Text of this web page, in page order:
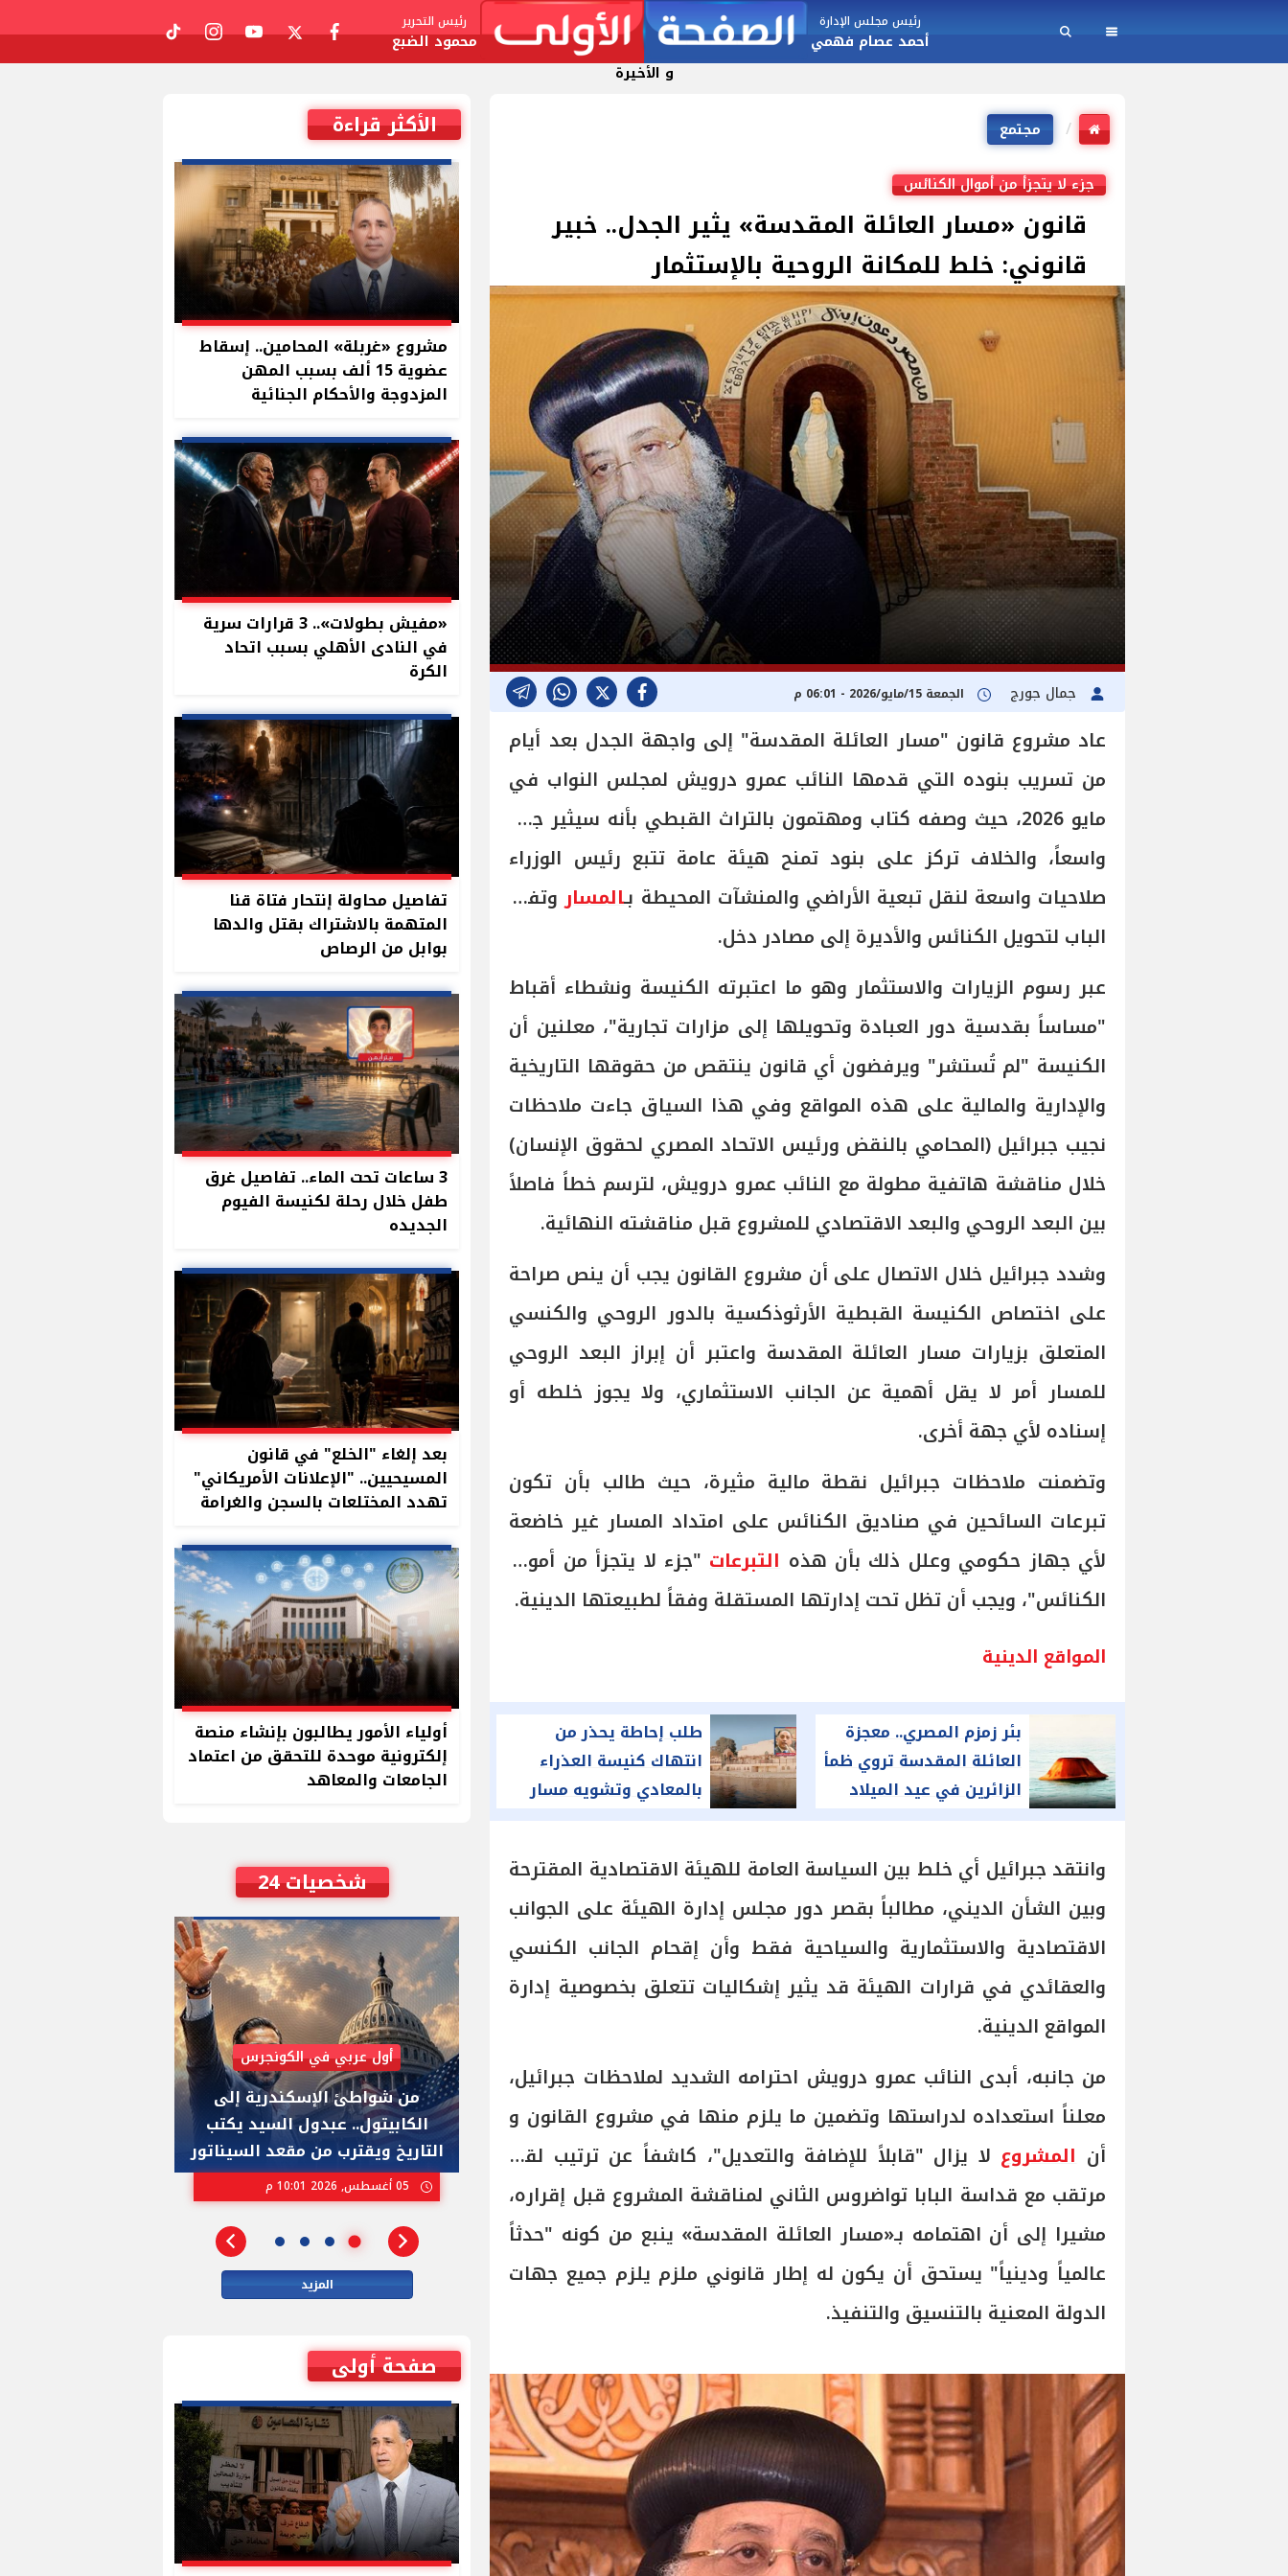
رئيس مجلس الإدارة
أحمد عصام فهمي
رئيس التحرير
محمود الضبع facebook
twitter
youtube
instagram
tiktok
و الأخيرة
مجتمع
جزء لا يتجزأ من أموال الكنائس
قانون «مسار العائلة المقدسة» يثير الجدل.. خبير
قانوني: خلط للمكانة الروحية بالإستثمار
جمال جورج الجمعة 15/مايو/2026 - 06:01 م
عاد مشروع قانون "مسار العائلة المقدسة" إلى واجهة الجدل بعد أيام
من تسريب بنوده التي قدمها النائب عمرو درويش لمجلس النواب في
مايو 2026، حيث وصفه كتاب ومهتمون بالتراث القبطي بأنه سيثير جدلاً
واسعاً، والخلاف تركز على بنود تمنح هيئة عامة تتبع رئيس الوزراء
صلاحيات واسعة لنقل تبعية الأراضي والمنشآت المحيطة بـالمساروتفتح
الباب لتحويل الكنائس والأديرة إلى مصادر دخل.
عبر رسوم الزيارات والاستثمار وهو ما اعتبرته الكنيسة ونشطاء أقباط
"مساساً بقدسية دور العبادة وتحويلها إلى مزارات تجارية"، معلنين أن
الكنيسة "لم تُستشر" ويرفضون أي قانون ينتقص من حقوقها التاريخية
والإدارية والمالية على هذه المواقع وفي هذا السياق جاءت ملاحظات
نجيب جبرائيل (المحامي بالنقض ورئيس الاتحاد المصري لحقوق الإنسان)
خلال مناقشة هاتفية مطولة مع النائب عمرو درويش، لترسم خطاً فاصلاً
بين البعد الروحي والبعد الاقتصادي للمشروع قبل مناقشته النهائية.
وشدد جبرائيل خلال الاتصال على أن مشروع القانون يجب أن ينص صراحة
على اختصاص الكنيسة القبطية الأرثوذكسية بالدور الروحي والكنسي
المتعلق بزيارات مسار العائلة المقدسة واعتبر أن إبراز البعد الروحي
للمسار أمر لا يقل أهمية عن الجانب الاستثماري، ولا يجوز خلطه أو
إسناده لأي جهة أخرى.
وتضمنت ملاحظات جبرائيل نقطة مالية مثيرة، حيث طالب بأن تكون
تبرعات السائحين في صناديق الكنائس على امتداد المسار غير خاضعة
لأي جهاز حكومي وعلل ذلك بأن هذه التبرعات "جزء لا يتجزأ من أموال
الكنائس"، ويجب أن تظل تحت إدارتها المستقلة وفقاً لطبيعتها الدينية.
المواقع الدينية
بئر زمزم المصري.. معجزة
العائلة المقدسة تروي ظمأ
الزائرين في عيد الميلاد
طلب إحاطة يحذر من
انتهاك كنيسة العذراء
بالمعادي وتشويه مسار
العائلة المقدسة
وانتقد جبرائيل أي خلط بين السياسة العامة للهيئة الاقتصادية المقترحة
وبين الشأن الديني، مطالباً بقصر دور مجلس إدارة الهيئة على الجوانب
الاقتصادية والاستثمارية والسياحية فقط وأن إقحام الجانب الكنسي
والعقائدي في قرارات الهيئة قد يثير إشكاليات تتعلق بخصوصية إدارة
المواقع الدينية.
من جانبه، أبدى النائب عمرو درويش احترامه الشديد لملاحظات جبرائيل،
معلناً استعداده لدراستها وتضمين ما يلزم منها في مشروع القانون و
أن المشروع لا يزال "قابلاً للإضافة والتعديل"، كاشفاً عن ترتيب لقاء
مرتقب مع قداسة البابا تواضروس الثاني لمناقشة المشروع قبل إقراره،
مشيرا إلى أن اهتمامه بـ«مسار العائلة المقدسة» ينبع من كونه "حدثاً
عالمياً ودينياً" يستحق أن يكون له إطار قانوني ملزم يلزم جميع جهات
الدولة المعنية بالتنسيق والتنفيذ.
الأكثر قراءة
مشروع «غربلة» المحامين.. إسقاط
عضوية 15 ألف بسبب المهن
المزدوجة والأحكام الجنائية
«مفيش بطولات».. 3 قرارات سرية
في النادى الأهلي بسبب اتحاد
الكرة
تفاصيل محاولة إنتحار فتاة قنا
المتهمة بالاشتراك بقتل والدها
بوابل من الرصاص
3 ساعات تحت الماء.. تفاصيل غرق
طفل خلال رحلة لكنيسة الفيوم
الجديده
بعد إلغاء "الخلع" في قانون
المسيحيين.. "الإعلانات الأمريكاني"
تهدد المختلعات بالسجن والغرامة
أولياء الأمور يطالبون بإنشاء منصة
إلكترونية موحدة للتحقق من اعتماد
الجامعات والمعاهد
شخصيات 24
شوقي غريب.. المدير الفني رجل
كل المناصب في الجبلاية برعاية
هاني أبوريدة
25 يوليو, 2026 10:00 م
أول عربي في الكونجرس
من شواطئ الإسكندرية إلى
الكابيتول.. عبدول السيد يكتب
التاريخ ويقترب من مقعد السيناتور
المزيد
صفحة أولى